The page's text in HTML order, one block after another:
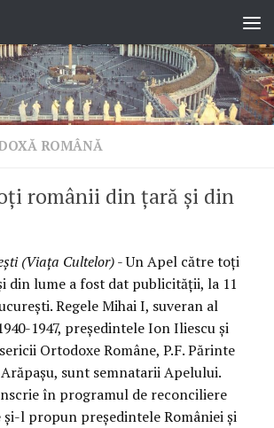
ROMÂNĂ
românii din ţară şi din
(Viaţa Cultelor)- Un Apel către toţi
din lume a fost dat publicităţii, la 11
Regele Mihai I, suveran al
1947, preşedintele Ion Iliescu şi
Ortodoxe Române, P.F. Părinte
sunt semnatarii Apelului.
în programul de reconciliere
şi-l propun preşedintele României şi